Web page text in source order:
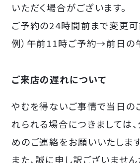
いただく場合がございます。
ご予約の24時間前まで変更可
例）午前11時ご予約→前日の
ご来店の遅れについて
やむを得ないご事情で当日の
れられる場合につきましては
めのご連絡をお願いいたします
また、誠に申し訳ございません